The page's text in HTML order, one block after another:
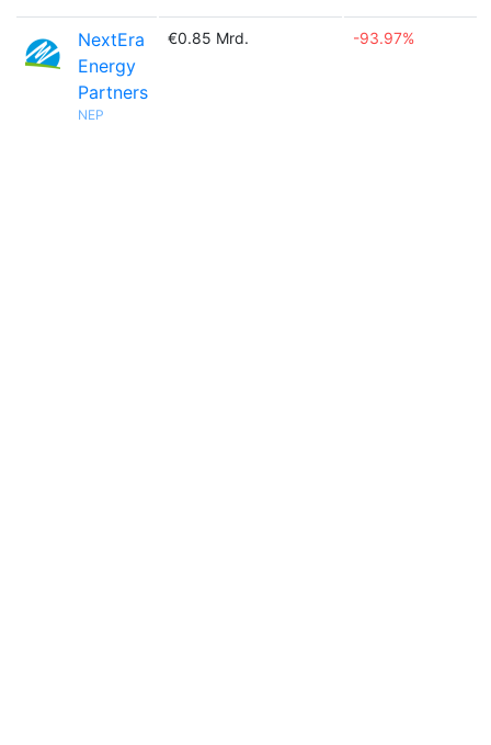
NextEra
Energy
Partners
NEP
€0.85 Mrd. -93.97%